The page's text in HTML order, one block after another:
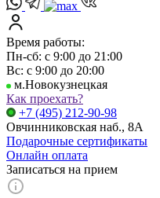
Время работы:
Пн-сб: с 9:00 до 21:00
Вс: с 9:00 до 20:00
м.Новокузнецкая
Как проехать?
+7 (495) 212-90-98
Овчинниковская наб., 8А
Подарочные сертификаты
Онлайн оплата
Записаться на прием